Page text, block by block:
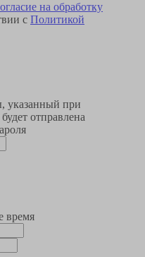
на обработку
с Политикой
указанный при
отправлена
время